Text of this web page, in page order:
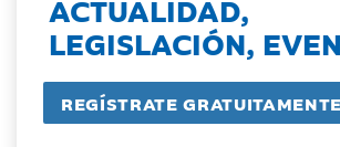
ACTUALIDAD,
LEGISLACIÓN,